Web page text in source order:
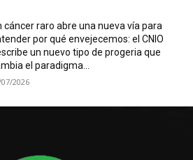
cáncer raro abre una nueva vía para
por qué envejecemos: el CNIO
un nuevo tipo de progeria que
el paradigma...
2026